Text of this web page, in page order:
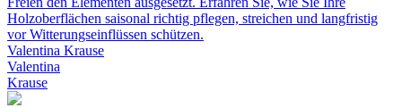
Holzoberflächen saisonal richtig pflegen, streichen und langfristig
vor Witterungseinflüssen schützen.
Valentina Krause
Valentina
Krause